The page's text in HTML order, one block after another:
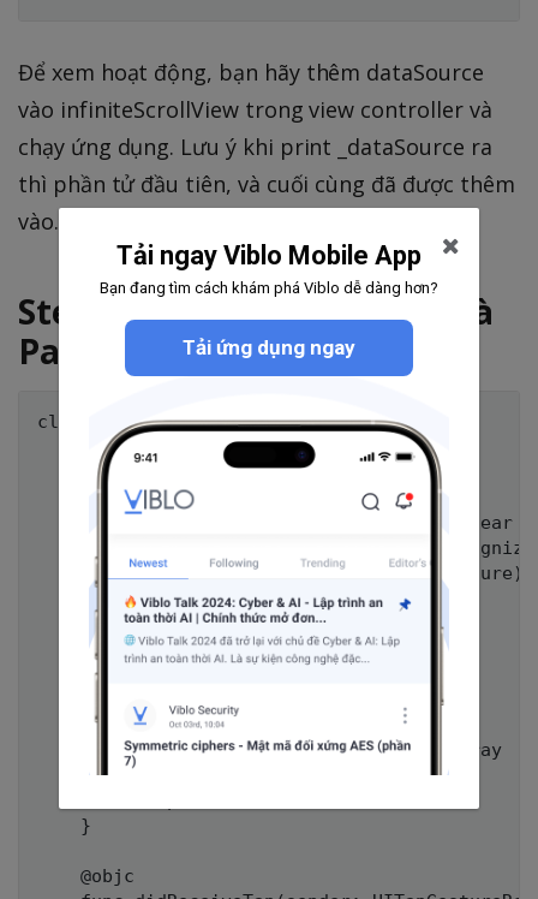
Để xem hoạt động, bạn hãy thêm dataSource
vào infiniteScrollView trong view controller và
chạy ứng dụng. Lưu ý khi print _dataSource ra
thì phần tử đầu tiên, và cuối cùng đã được thêm
vào.
Step 3: Thêm Tap Gesture và
Paging Logic
class InfiniteScrollView: UIView {
    lazy var tapView: UIView = {
        let view = UIView()
        view.backgroundColor = UIColor.clear
let tapGesture =
        view.addGestureRecognizer(tapGesture)
        return view
    override init(frame: CGRect) {
        self.backgroundColor = UIColor.gray
        scrollView.delegate = self
    }
    @objc
Tải ngay Viblo Mobile App
Bạn đang tìm cách khám phá Viblo dễ dàng hơn?
Tải ứng dụng ngay